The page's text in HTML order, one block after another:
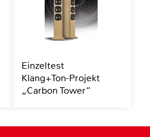
Einzeltest
Klang+Ton-Projekt
„Carbon Tower“